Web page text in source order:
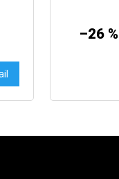
–26 %